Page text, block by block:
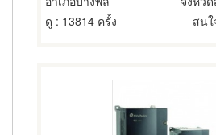
ดู : 13814 ครั้ง สนใ